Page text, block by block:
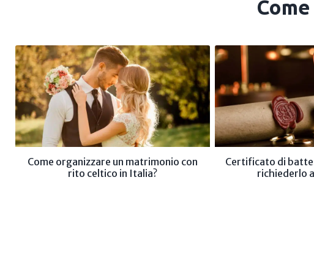
Come organizzare un matrimonio con
rito celtico in Italia?
Certificato di
richiederlo